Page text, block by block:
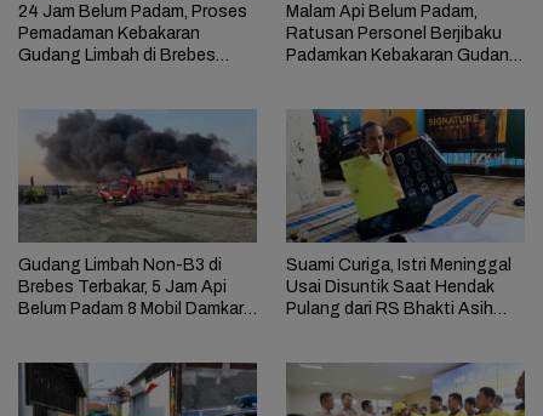
24 Jam Belum Padam, Proses
Pemadaman Kebakaran
Gudang Limbah di Brebes
Malam Api Belum Padam,
Ratusan Personel Berjibaku
Padamkan Kebakaran Gudang
Gudang Limbah Non-B3 di
Brebes Terbakar, 5 Jam Api
Belum Padam 8 Mobil Damkar
Suami Curiga, Istri Meninggal
Usai Disuntik Saat Hendak
Pulang dari RS Bhakti Asih